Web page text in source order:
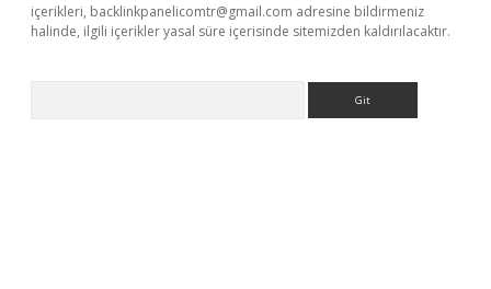
içerikleri, backlinkpanelicomtr@gmail.com adresine bildirmeniz
halinde, ilgili içerikler yasal süre içerisinde sitemizden kaldırılacaktır.